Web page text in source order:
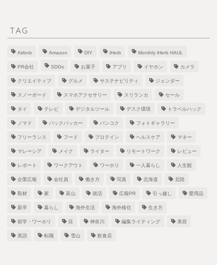
TAG
Airbnb Amazon DIY iHerb Monthly iHerb HAUL
PR会社 SDGs お菓子 アプリ イヤホン カメラ
クリエイティブ グルメ サステナビリティ ジェンダー
スノーボード スマホアクセサリー スリランカ セール
タイ テレビ デジタルツール デスク環境 トラベルハック
ノマド バックパッカー バンコク フォトギャラリー
フリーランス フード プロテイン ヘルスケア マネー
マレーシア メイク ライター リモートワーク レビュー
レポート ワークアウト ワーホリ 一人暮らし 人生観
企業広報 会社員 働き方 写真 北海道 北陸
取材 家 富山 就活 広報PR 引っ越し 愛用品
新卒 暮らし 海外生活 海外移住 生き方
留学・ワーホリ 目 神奈川 編集ライティング 美容
英語 転職 雪山 飲食店